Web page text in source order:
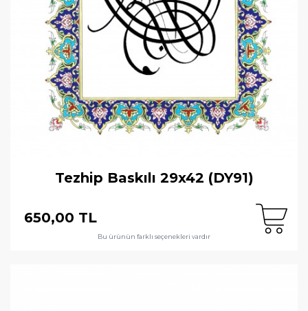
Tezhip Baskılı 29x42 (DY91)
650,00 TL
Bu ürünün farklı seçenekleri vardır